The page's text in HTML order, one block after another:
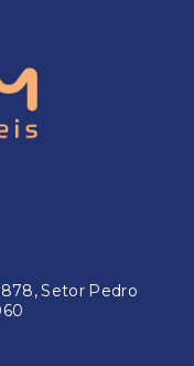
Setor Pedro